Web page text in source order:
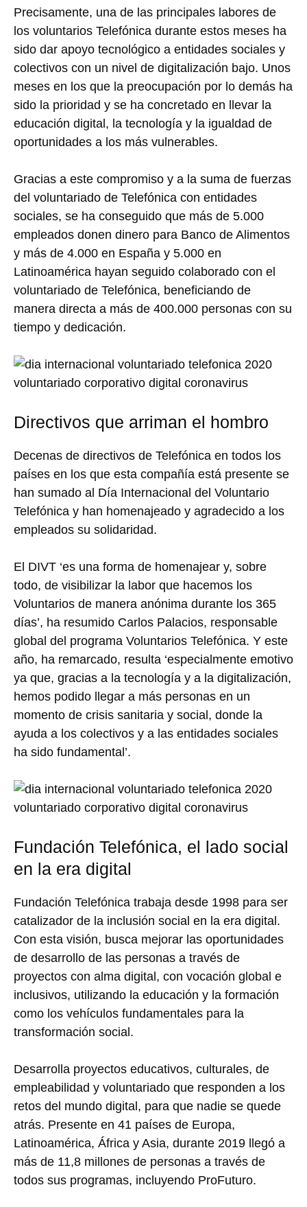
Precisamente, una de las principales labores de
los voluntarios Telefónica durante estos meses ha
sido dar apoyo tecnológico a entidades sociales y
colectivos con un nivel de digitalización bajo. Unos
meses en los que la preocupación por lo demás ha
sido la prioridad y se ha concretado en llevar la
educación digital, la tecnología y la igualdad de
oportunidades a los más vulnerables.
Gracias a este compromiso y a la suma de fuerzas
del voluntariado de Telefónica con entidades
sociales, se ha conseguido que más de 5.000
empleados donen dinero para Banco de Alimentos
y más de 4.000 en España y 5.000 en
Latinoamérica hayan seguido colaborado con el
voluntariado de Telefónica, beneficiando de
manera directa a más de 400.000 personas con su
tiempo y dedicación.
Directivos que arriman el hombro
Decenas de directivos de Telefónica en todos los
países en los que esta compañía está presente se
han sumado al Día Internacional del Voluntario
Telefónica y han homenajeado y agradecido a los
empleados su solidaridad.
El DIVT ‘es una forma de homenajear y, sobre
todo, de visibilizar la labor que hacemos los
Voluntarios de manera anónima durante los 365
días’, ha resumido Carlos Palacios, responsable
global del programa Voluntarios Telefónica. Y este
año, ha remarcado, resulta ‘especialmente emotivo
ya que, gracias a la tecnología y a la digitalización,
hemos podido llegar a más personas en un
momento de crisis sanitaria y social, donde la
ayuda a los colectivos y a las entidades sociales
ha sido fundamental’.
Fundación Telefónica, el lado social
en la era digital
Fundación Telefónica trabaja desde 1998 para ser
catalizador de la inclusión social en la era digital.
Con esta visión, busca mejorar las oportunidades
de desarrollo de las personas a través de
proyectos con alma digital, con vocación global e
inclusivos, utilizando la educación y la formación
como los vehículos fundamentales para la
transformación social.
Desarrolla proyectos educativos, culturales, de
empleabilidad y voluntariado que responden a los
retos del mundo digital, para que nadie se quede
atrás. Presente en 41 países de Europa,
Latinoamérica, África y Asia, durante 2019 llegó a
más de 11,8 millones de personas a través de
todos sus programas, incluyendo ProFuturo.